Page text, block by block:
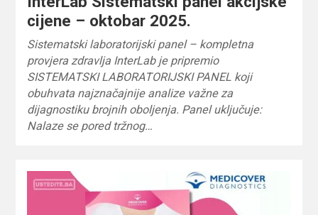
cijene – oktobar 2025.
Sistematski laboratorijski panel – kompletna
provjera zdravlja InterLab je pripremio
SISTEMATSKI LABORATORIJSKI PANEL koji
obuhvata najznačajnije analize važne za
dijagnostiku brojnih oboljenja. Panel uključuje:
Nalaze se pored tržnog…